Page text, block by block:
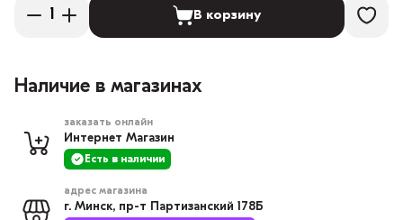
В корзину
Наличие в магазинах
заказать онлайн
Интернет Магазин
Есть в наличии
адрес магазина
г. Минск, пр-т Партизанский 178Б